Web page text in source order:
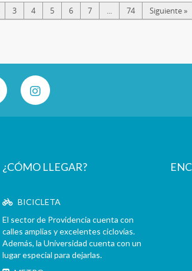
3 4 5 6 7 ... 74 Siguiente »
¿CÓMO LLEGAR?
BICICLETA
El sector de Providencia cuenta con
calles amplias y excelentes ciclovías.
Además, la Universidad cuenta con un
lugar especial para dejarlas.